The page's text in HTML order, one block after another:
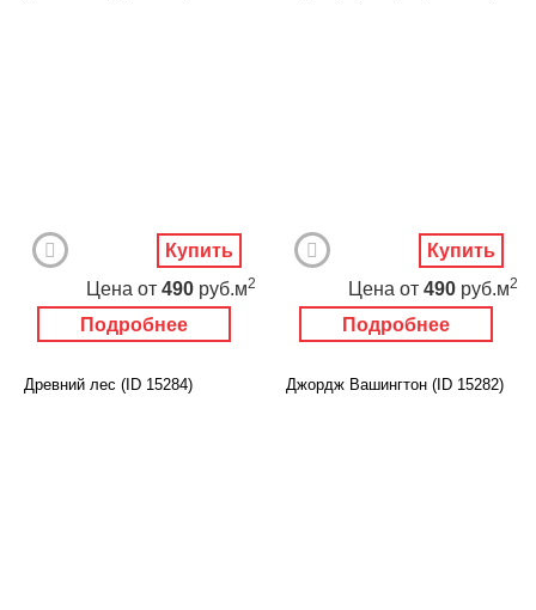
Подробнее
Цена от 490 руб.м2
Купить
Подробнее
Цена от 490 руб.м2
Купить
Древний лес (ID 15284) Джордж Вашингтон (ID 15282)